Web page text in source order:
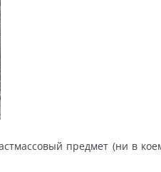
предмет (ни в